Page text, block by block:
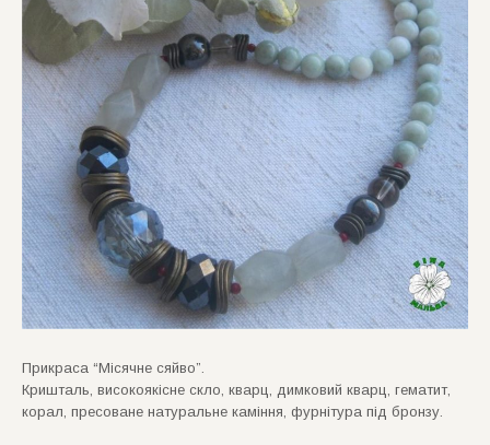
Прикраса “Мiсячне сяйво”.
Кришталь, високоякiсне скло, кварц, димковий кварц, гематит,
корал, пресоване натуральне камiння, фурнiтура пiд бронзу.